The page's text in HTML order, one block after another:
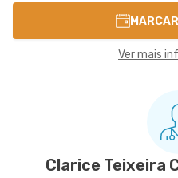
Ver mais
Clarice Teixeira